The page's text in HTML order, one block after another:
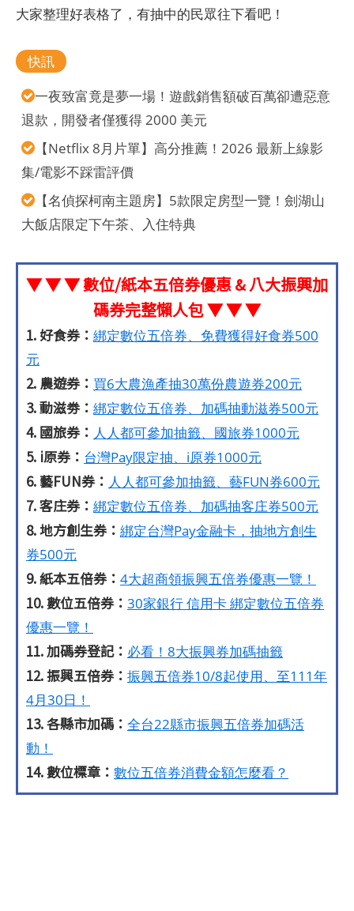
大家整理好表格了，有抽中的民眾往下看吧！
快訊
一夜致富竟是夢一場！遊戲銷售額破百萬卻遭惡意
退款，開發者僅獲得 2000 美元
【Netflix 8月片單】高分推薦！2026 最新上線影
集/電影不踩雷評價
【名偵探柯南主題房】5款限定房型一覽！劍湖山
大飯店限定下午茶、入住特典
▼ ▼ ▼ 數位/紙本五倍券優惠 & 八大振興加
碼券完整懶人包 ▼ ▼ ▼
1. 好食券： 綁定數位五倍券、免費獲得好食券500
元
2. 農遊券： 買6大農漁產抽30萬份農遊券200元
3. 動滋劵： 綁定數位五倍券、加碼抽動滋券500元
4. 國旅券： 人人都可參加抽籤、國旅券1000元
5. i原券： 台灣Pay限定抽、i原券1000元
6. 藝FUN券： 人人都可參加抽籤、藝FUN券600元
7. 客庄券： 綁定數位五倍券、加碼抽客庄券500元
8. 地方創生券： 綁定台灣Pay金融卡，抽地方創生
券500元
9. 紙本五倍券： 4大超商領振興五倍券優惠一覽！
10. 數位五倍券： 30家銀行 信用卡 綁定數位五倍券
優惠一覽！
11. 加碼券登記： 必看！8大振興券加碼抽籤
12. 振興五倍券： 振興五倍券10/8起使用、至111年
4月30日！
13. 各縣市加碼： 全台22縣市振興五倍券加碼活
動！
14. 數位標章： 數位五倍券消費金額怎麼看？